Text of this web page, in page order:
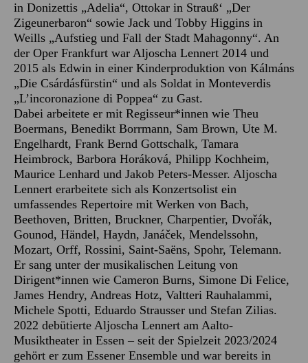
in Donizettis „Adelia“, Ottokar in Strauß‘ „Der
Zigeunerbaron“ sowie Jack und Tobby Higgins in
Weills „Aufstieg und Fall der Stadt Mahagonny“. An
der Oper Frankfurt war Aljoscha Lennert 2014 und
2015 als Edwin in einer Kinderproduktion von Kálmáns
„Die Csárdásfürstin“ und als Soldat in Monteverdis
„L’incoronazione di Poppea“ zu Gast.
Dabei arbeitete er mit Regisseur*innen wie Theu
Boermans, Benedikt Borrmann, Sam Brown, Ute M.
Engelhardt, Frank Bernd Gottschalk, Tamara
Heimbrock, Barbora Horáková, Philipp Kochheim,
Maurice Lenhard und Jakob Peters-Messer. Aljoscha
Lennert erarbeitete sich als Konzertsolist ein
umfassendes Repertoire mit Werken von Bach,
Beethoven, Britten, Bruckner, Charpentier, Dvořák,
Gounod, Händel, Haydn, Janáček, Mendelssohn,
Mozart, Orff, Rossini, Saint-Saëns, Spohr, Telemann.
Er sang unter der musikalischen Leitung von
Dirigent*innen wie Cameron Burns, Simone Di Felice,
James Hendry, Andreas Hotz, Valtteri Rauhalammi,
Michele Spotti, Eduardo Strausser und Stefan Zilias.
2022 debütierte Aljoscha Lennert am Aalto-
Musiktheater in Essen – seit der Spielzeit 2023/2024
gehört er zum Essener Ensemble und war bereits in